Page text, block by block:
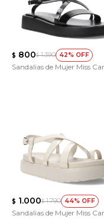
$ 800$ 1.390 42
Sandalias de Mujer Miss
$ 1.000$ 1.790 44
Sandalias de Mujer Miss